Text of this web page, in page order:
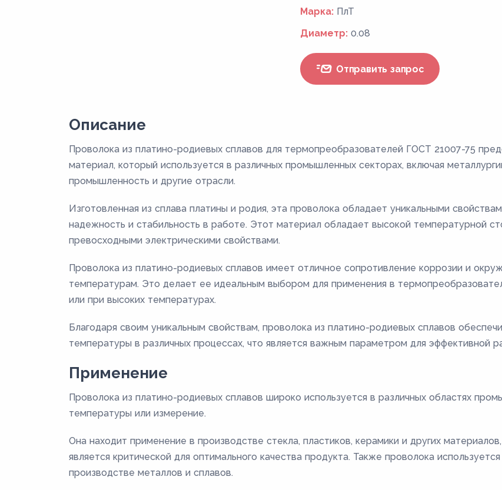
Марка: ПлТ
Диаметр: 0.08
Отправить запрос
Описание
Проволока из платино-родиевых сплавов для термопреобразователей ГОСТ 21007-75
материал, который используется в различных промышленных секторах, включая
промышленность и другие отрасли.
Изготовленная из сплава платины и родия, эта проволока обладает уникальными
надежность и стабильность в работе. Этот материал обладает высокой температурной
превосходными электрическими свойствами.
Проволока из платино-родиевых сплавов имеет отличное сопротивление коррозии и
температурам. Это делает ее идеальным выбором для применения в
или при высоких температурах.
Благодаря своим уникальным свойствам, проволока из платино-родиевых сплавов
температуры в различных процессах, что является важным параметром для эффективной
Применение
Проволока из платино-родиевых сплавов широко используется в различных областях
температуры или измерение.
Она находит применение в производстве стекла, пластиков, керамики и других
является критической для оптимального качества продукта. Также проволока
производстве металлов и сплавов.